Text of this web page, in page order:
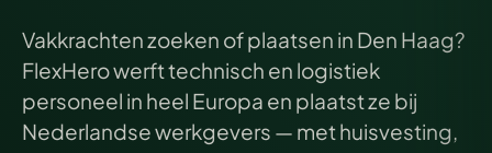
Vakkrachten zoeken of plaatsen in Den Haag?
FlexHero werft technisch en logistiek
personeel in heel Europa en plaatst ze bij
Nederlandse werkgevers — met huisvesting,